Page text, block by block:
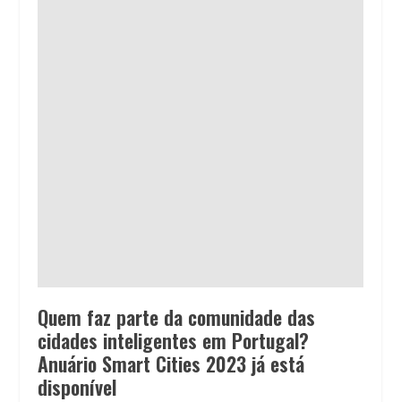
Quem faz parte da comunidade das
cidades inteligentes em Portugal?
Anuário Smart Cities 2023 já está
disponível